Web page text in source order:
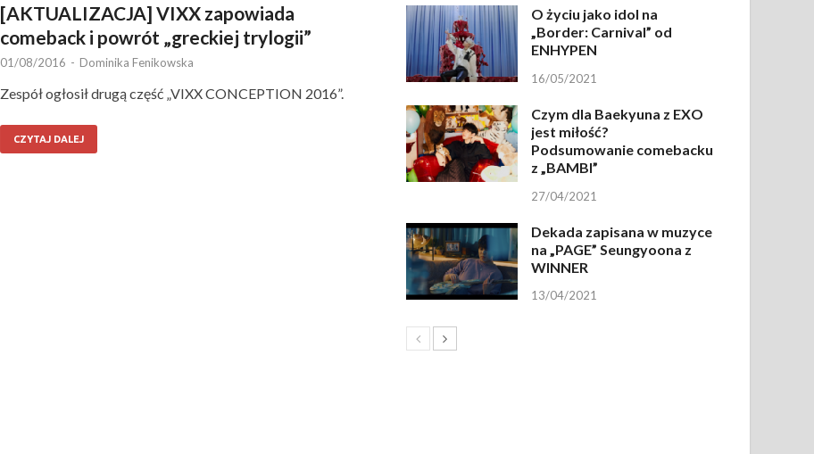
[AKTUALIZACJA] VIXX zapowiada
comeback i powrót „greckiej trylogii”
01/08/2016 - Dominika Fenikowska
Zespół ogłosił drugą część „VIXX CONCEPTION 2016”.
CZYTAJ DALEJ
O życiu jako idol na
„Border: Carnival” od
ENHYPEN
16/05/2021
Czym dla Baekyuna z EXO
jest miłość?
Podsumowanie comebacku
z „BAMBI”
27/04/2021
Dekada zapisana w muzyce
na „PAGE” Seungyoona z
WINNER
13/04/2021